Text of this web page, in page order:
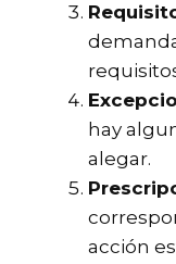
hay
alegar.
acción